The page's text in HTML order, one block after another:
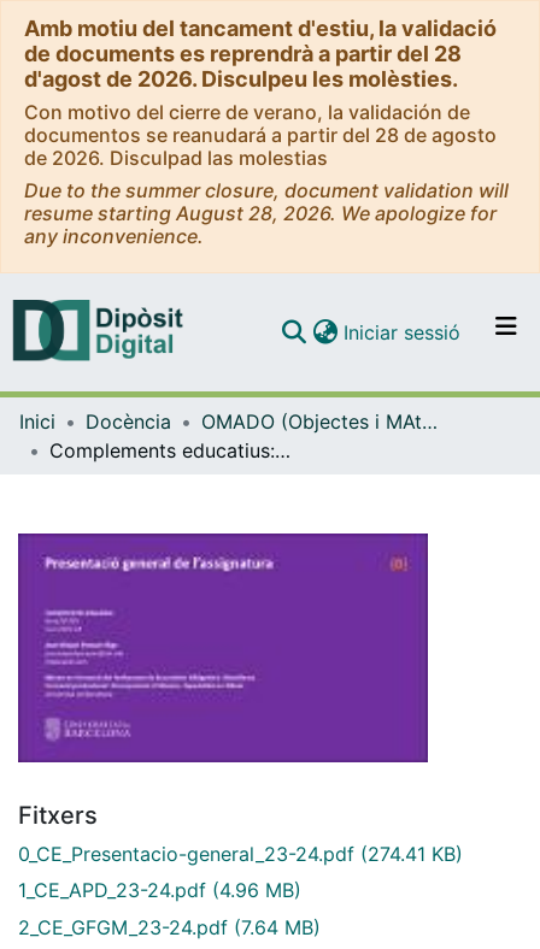
Amb motiu del tancament d'estiu, la validació
de documents es reprendrà a partir del 28
d'agost de 2026. Disculpeu les molèsties.
Con motivo del cierre de verano, la validación de
documentos se reanudará a partir del 28 de agosto
de 2026. Disculpad las molestias
Due to the summer closure, document validation will
resume starting August 28, 2026. We apologize for
any inconvenience.
Navega per tot el DD
Iniciar sessió (current)
Inici Docència
OMADO (Objectes i MAterials DOcents)
Complements educatius: formació postobligatòria d'arts plàstiques i disseny. Materials docents per l'assignatura de l'especialitat en Dibuix del Máster en Formació del Professorat de Secundària Obligatòria i Batxillerat
Fitxers
0_CE_Presentacio-general_23-24.pdf (274.41 KB)
1_CE_APD_23-24.pdf (4.96 MB)
2_CE_GFGM_23-24.pdf (7.64 MB)